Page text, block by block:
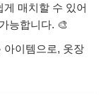
매치할 수 있어
능합니다. 🎨
아이템으로, 옷장